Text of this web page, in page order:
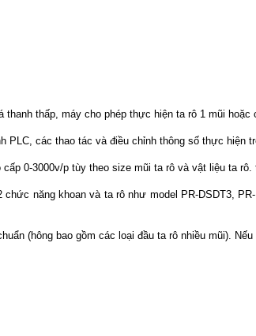
thấp, máy cho phép thực hiện ta rô 1 mũi
các thao tác và điều chỉnh thông số thực hiện
0-3000v/p tùy theo size mũi ta rô và vật liệu ta
năng khoan và ta rô như model PR-DSDT3,
(hông bao gồm các loại đầu ta rô nhiều mũi).